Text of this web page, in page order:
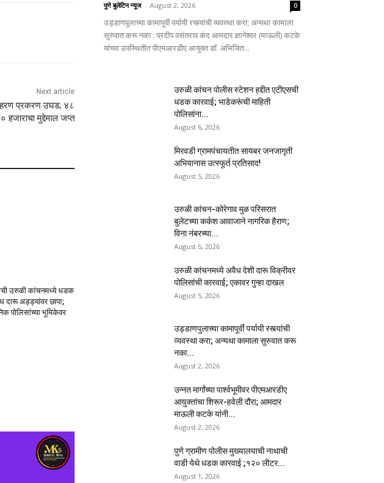
Next article
प्रकरण उघड; ४८
मुद्देमाल जप्त
उरुळी कांचनमध्ये धडक
दारू अड्ड्यांवर छापा;
पोलिसांच्या भूमिकेवर
पुणे बुलेटिन न्यूज - August 2, 2026 0
उड्डाणपुलाच्या कामापूर्वी पर्यायी रस्त्यांची व्यवस्था करा; अन्यथा कामाला
सुरुवात करू नका : प्रदीप वसंतराव कंद आमदार ज्ञानेश्वर (माऊली) कटके
यांच्या उपस्थितीत पीएमआरडीए आयुक्त डॉ. अभिजित...
उरुळी कांचन पोलीस स्टेशन हद्दीत एटीएसची
धडक कारवाई; भाडेकरूंची माहिती
पोलिसांना...
August 6, 2026
मिरवडी ग्रामपंचायतीत सायबर जनजागृती
अभियानास उत्स्फूर्त प्रतिसाद!
August 5, 2026
उरुळी कांचन-कोरेगाव मुळ परिसरात
बुलेटच्या कर्कश आवाजाने नागरिक हैराण;
विना नंबरच्या...
August 5, 2026
उरुळी कांचनमध्ये अवैध देशी दारू विक्रीवर
पोलिसांची कारवाई; एकावर गुन्हा दाखल
August 5, 2026
उड्डाणपुलाच्या कामापूर्वी पर्यायी रस्त्यांची
व्यवस्था करा; अन्यथा कामाला सुरुवात करू
नका...
August 2, 2026
उन्नत मार्गांच्या पार्श्वभूमीवर पीएमआरडीए
आयुक्तांचा शिरूर-हवेली दौरा; आमदार
माऊली कटके यांनी...
August 2, 2026
पुणे ग्रामीण पोलीस मुख्यालयाची नाथाची
वाडी येथे धडक कारवाई ;१२० लीटर...
August 1, 2026